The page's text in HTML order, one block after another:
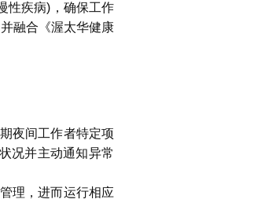
性疾病)，确保工作
融合《渥太华健康
夜间工作者特定项
况并主动通知异常
理，进而运行相应